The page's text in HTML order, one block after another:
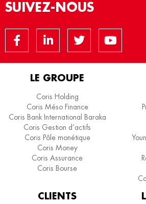
de services.
Je vous souhaite d’agréables
Coris Bank International, la
autrement…
SUIVEZ-NOUS
LE GROUPE
Coris Holding
Coris Méso Finance
Coris Bank International Baraka
Coris Gestion d’actifs
Coris Pôle monétique
Coris Money
Coris Assurance
Coris Bourse
CLIENTS